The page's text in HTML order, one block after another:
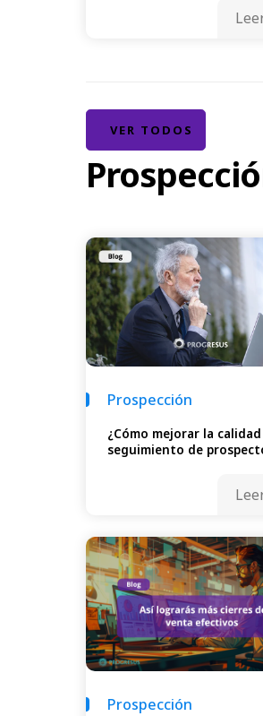
VER TODOS
Prospección
¿Cómo mejorar la calidad
seguimiento de
Prospección